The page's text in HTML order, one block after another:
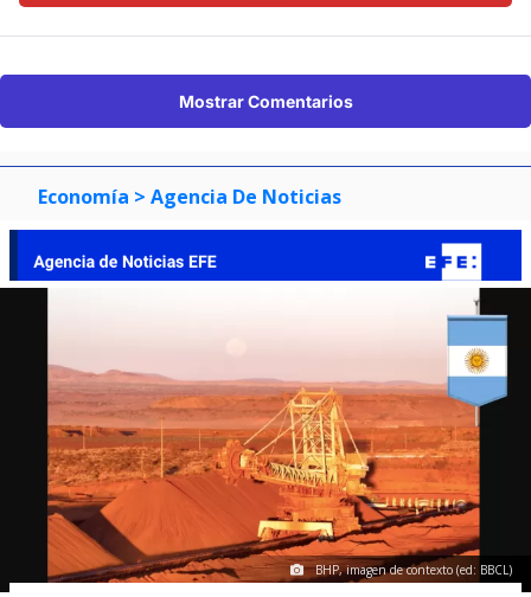
Mostrar Comentarios
Economía > Agencia De Noticias
BHP, imagen de contexto (ed: BBCL)